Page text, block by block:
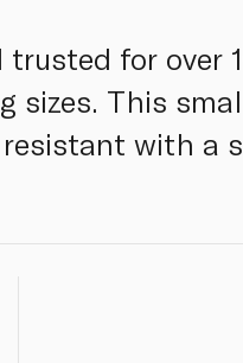
for over
sizes. This
with a